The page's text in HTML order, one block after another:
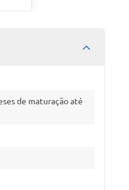
de maturação até